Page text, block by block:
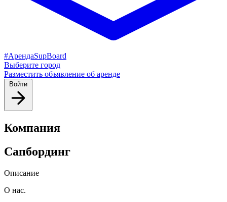
#АрендаSupBoard
Выберите город
Разместить объявление об аренде
Войти
Компания
Сапбординг
Описание
О нас.